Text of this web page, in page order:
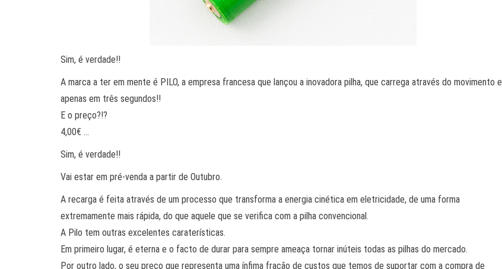
Sim, é verdade!!
A marca a ter em mente é PILO, a empresa francesa que lançou a inovadora pilha, que carrega através do movimento e
apenas em três segundos!!
E o preço?!?
4,00€ …
Sim, é verdade!!
Vai estar em pré-venda a partir de Outubro.
A recarga é feita através de um processo que transforma a energia cinética em eletricidade, de uma forma
extremamente mais rápida, do que aquele que se verifica com a pilha convencional.
A Pilo tem outras excelentes caraterísticas.
Em primeiro lugar, é eterna e o facto de durar para sempre ameaça tornar inúteis todas as pilhas do mercado.
Por outro lado, o seu preço que representa uma ínfima fração de custos que temos de suportar com a compra de